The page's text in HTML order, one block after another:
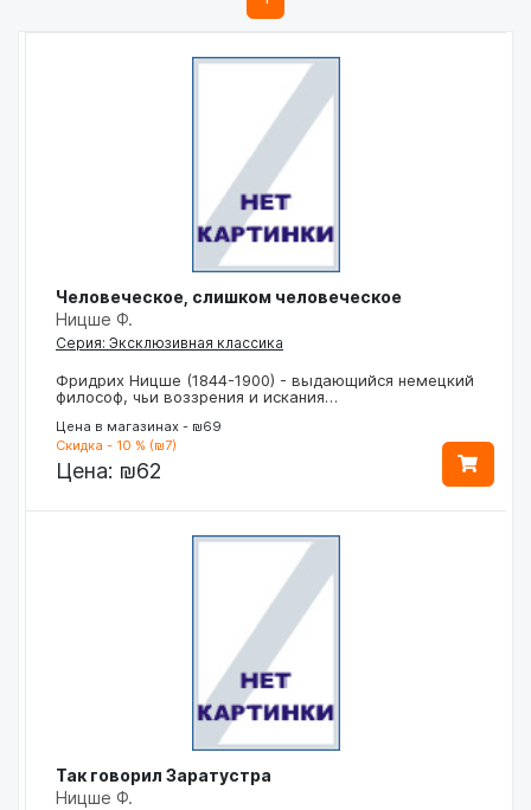
Человеческое, слишком человеческое
Ницше Ф.
Серия: Эксклюзивная классика
Фридрих Ницше (1844-1900) - выдающийся немецкий
философ, чьи воззрения и искания…
Цена в магазинах - ₪69
Скидка - 10 % (₪7)
Цена: ₪62
Так говорил Заратустра
Ницше Ф.